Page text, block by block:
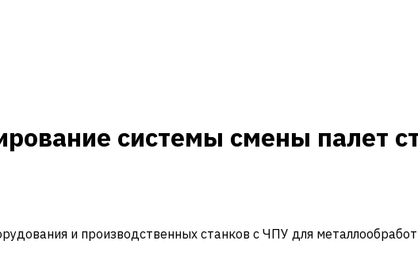
системы смены палет
и производственных станков с ЧПУ для